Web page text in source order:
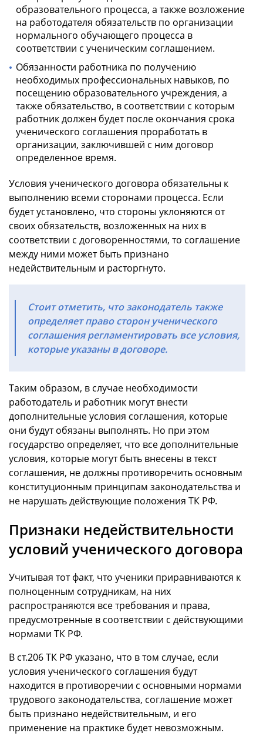
образовательного процесса, а также возложение
на работодателя обязательств по организации
нормального обучающего процесса в
соответствии с ученическим соглашением.
Обязанности работника по получению
необходимых профессиональных навыков, по
посещению образовательного учреждения, а
также обязательство, в соответствии с которым
работник должен будет после окончания срока
ученического соглашения проработать в
организации, заключившей с ним договор
определенное время.
Условия ученического договора обязательны к
выполнению всеми сторонами процесса. Если
будет установлено, что стороны уклоняются от
своих обязательств, возложенных на них в
соответствии с договоренностями, то соглашение
между ними может быть признано
недействительным и расторгнуто.
Стоит отметить, что законодатель также
определяет право сторон ученического
соглашения регламентировать все условия,
которые указаны в договоре.
Таким образом, в случае необходимости
работодатель и работник могут внести
дополнительные условия соглашения, которые
они будут обязаны выполнять. Но при этом
государство определяет, что все дополнительные
условия, которые могут быть внесены в текст
соглашения, не должны противоречить основным
конституционным принципам законодательства и
не нарушать действующие положения ТК РФ.
Признаки недействительности
условий ученического договора
Учитывая тот факт, что ученики приравниваются к
полноценным сотрудникам, на них
распространяются все требования и права,
предусмотренные в соответствии с действующими
нормами ТК РФ.
В ст.206 ТК РФ указано, что в том случае, если
условия ученического соглашения будут
находится в противоречии с основными нормами
трудового законодательства, соглашение может
быть признано недействительным, и его
применение на практике будет невозможным.